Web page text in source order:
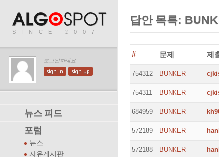
SINCE 2007
로그인하세요.
sign in sign up
뉴스 피드
포럼
뉴스
자유게시판
답안 목록:
# 문제 제
754312 BUNKER
754311 BUNKER
684959 BUNKER
572189 BUNKER
572188 BUNKER